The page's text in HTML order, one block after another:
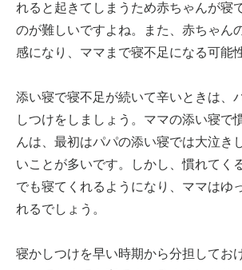
れると起きてしまうため赤ちゃんが寝
のが難しいですよね。また、赤ちゃん
感になり、ママまで寝不足になる可能
添い寝で寝不足が続いて辛いときは、
しつけをしましょう。ママの添い寝で
んは、最初はパパの添い寝では大泣き
いことが多いです。しかし、慣れてく
でも寝てくれるようになり、ママはゆ
れるでしょう。
寝かしつけを早い時期から分担してお